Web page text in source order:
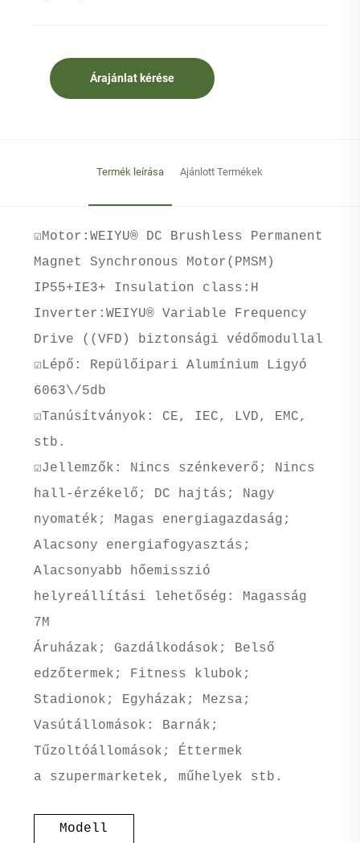
Árajánlat kérése
Termék leírása Ajánlott Termékek
☑Motor:WEIYU® DC Brushless Permanent
Magnet Synchronous Motor(PMSM)
IP55+IE3+ Insulation class:H
Inverter:WEIYU® Variable Frequency
Drive ((VFD) biztonsági védőmodullal
☑Lépő: Repülőipari Alumínium Ligyó
6063\/5db
☑Tanúsítványok: CE, IEC, LVD, EMC,
stb.
☑Jellemzők: Nincs szénkeverő; Nincs
hall-érzékelő; DC hajtás; Nagy
nyomaték; Magas energiagazdaság;
Alacsony energiafogyasztás;
Alacsonyabb hőemisszió
helyreállítási lehetőség: Magasság
7M
Áruházak; Gazdálkodások; Belső
edzőtermek; Fitness klubok;
Stadionok; Egyházak; Mezsa;
Vasútállomások: Barnák;
Tűzoltóállomások; Éttermek
a szupermarketek, műhelyek stb.
Modell